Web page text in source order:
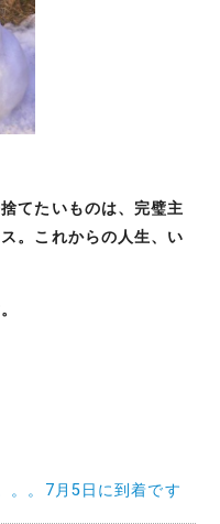
てたいものは、完璧主
。これからの人生、い
。。7月5日に到着です